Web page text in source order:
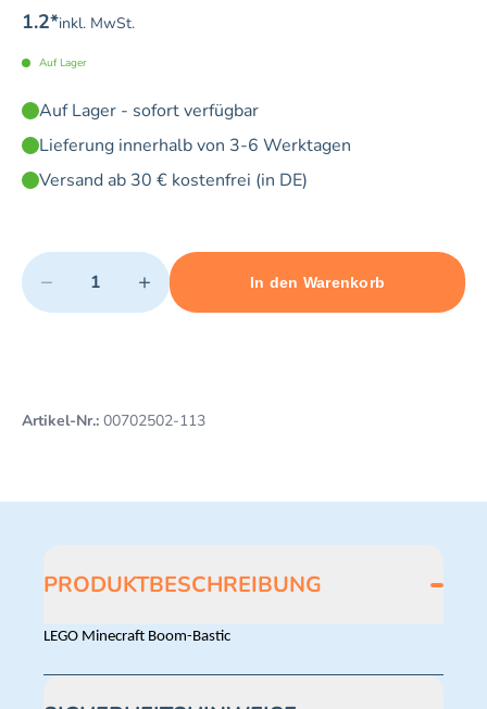
1.2*inkl. MwSt.
Auf Lager
Auf Lager - sofort verfügbar
Lieferung innerhalb von 3-6 Werktagen
Versand ab 30 € kostenfrei (in DE)
Quantity
− +
Minimum quantity: 1 Maximum quantity: 3
In den Warenkorb
Add 1 item to cart
Artikel-Nr.: 00702502-113
PRODUKTBESCHREIBUNG
LEGO Minecraft Boom-Bastic